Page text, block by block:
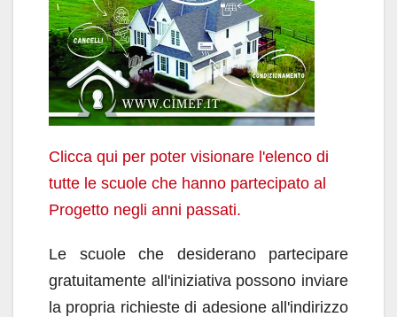
Clicca qui per poter visionare l'elenco di
tutte le scuole che hanno partecipato al
Progetto negli anni passati.
Le scuole che desiderano partecipare
gratuitamente all'iniziativa possono inviare
la propria richieste di adesione all'indirizzo